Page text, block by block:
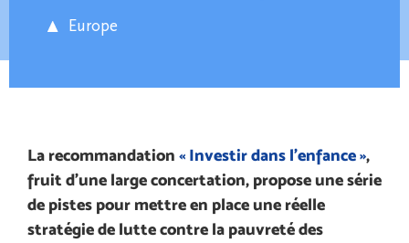
Europe
La recommandation « Investir dans l’enfance »,
fruit d’une large concertation, propose une série
de pistes pour mettre en place une réelle
stratégie de lutte contre la pauvreté des